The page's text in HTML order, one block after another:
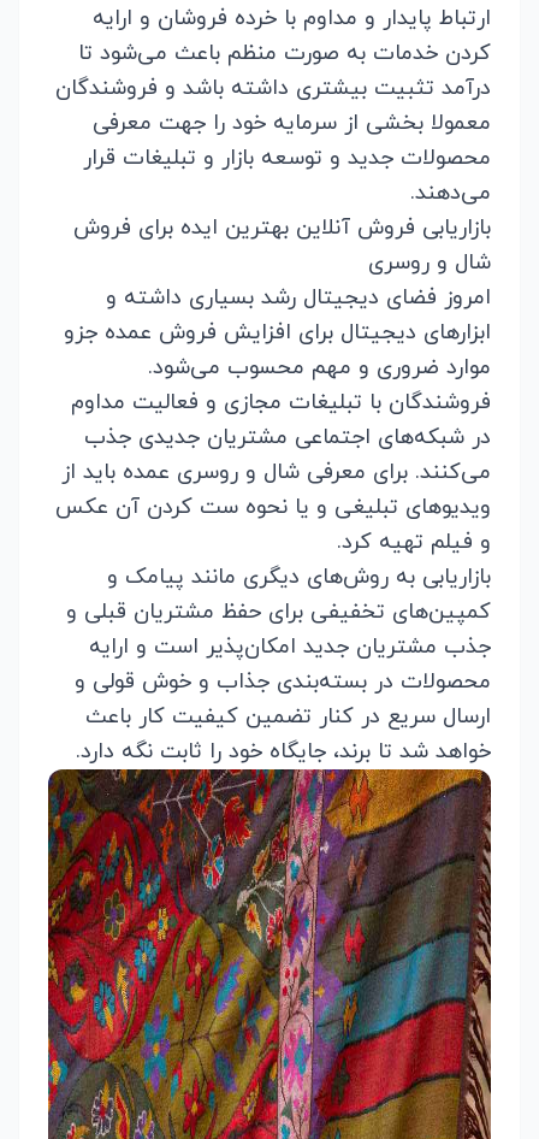
ارتباط پایدار و مداوم با خرده فروشان و ارایه
کردن خدمات به صورت منظم باعث می‌شود تا
درآمد تثبیت بیشتری داشته باشد و فروشندگان
معمولا بخشی از سرمایه خود را جهت معرفی
محصولات جدید و توسعه بازار و تبلیغات قرار
می‌دهند.
بازاریابی فروش آنلاین بهترین ایده برای فروش
شال و روسری
امروز فضای دیجیتال رشد بسیاری داشته و
ابزارهای دیجیتال برای افزایش فروش عمده جزو
موارد ضروری و مهم محسوب می‌شود.
فروشندگان با تبلیغات مجازی و فعالیت مداوم
در شبکه‌های اجتماعی مشتریان جدیدی جذب
می‌کنند. برای معرفی شال و روسری عمده باید از
ویدیوهای تبلیغی و یا نحوه ست کردن آن عکس
و فیلم تهیه کرد.
بازاریابی به روش‌های دیگری مانند پیامک و
کمپین‌های تخفیفی برای حفظ مشتریان قبلی و
جذب مشتریان جدید امکان‌پذیر است و ارایه
محصولات در بسته‌بندی جذاب و خوش قولی و
ارسال سریع در کنار تضمین کیفیت کار باعث
خواهد شد تا برند، جایگاه خود را ثابت نگه دارد.